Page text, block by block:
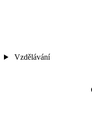
Vzdělávání